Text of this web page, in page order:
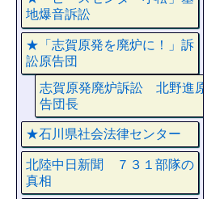
地爆音訴訟
★「志賀原発を廃炉に！」訴
訟原告団
志賀原発廃炉訴訟 北野進原
告団長
★石川県社会法律センター
北陸中日新聞 ７３１部隊の
真相